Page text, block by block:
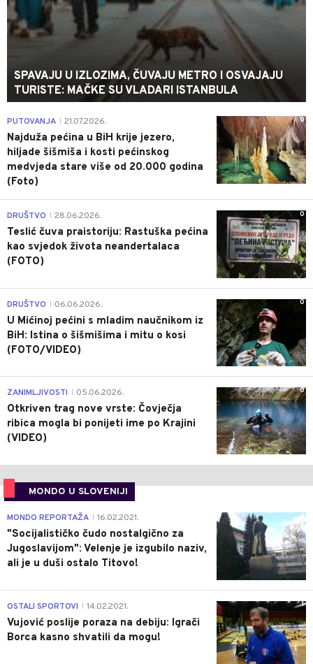
SPAVAJU U IZLOZIMA, ČUVAJU METRO I OSVAJAJU
TURISTE: MAČKE SU VLADARI ISTANBULA
0
PUTOVANJA 21.07.2026.
Najduža pećina u BiH krije jezero,
hiljade šišmiša i kosti pećinskog
medvjeda stare više od 20.000 godina
(Foto)
0
DRUŠTVO 28.06.2026.
Teslić čuva praistoriju: Rastuška pećina
kao svjedok života neandertalaca
(FOTO)
0
DRUŠTVO 06.06.2026.
U Mićinoj pećini s mladim naučnikom iz
BiH: Istina o šišmišima i mitu o kosi
(FOTO/VIDEO)
0
ZANIMLJIVOSTI 05.06.2026.
Otkriven trag nove vrste: Čovječja
ribica mogla bi ponijeti ime po Krajini
(VIDEO)
MONDO U SLOVENIJI
4
MONDO REPORTAŽA 16.02.2021.
"Socijalističko čudo nostalgično za
Jugoslavijom": Velenje je izgubilo naziv,
ali je u duši ostalo Titovo!
1
OSTALI SPORTOVI 14.02.2021.
Vujović poslije poraza na debiju: Igrači
Borca kasno shvatili da mogu!